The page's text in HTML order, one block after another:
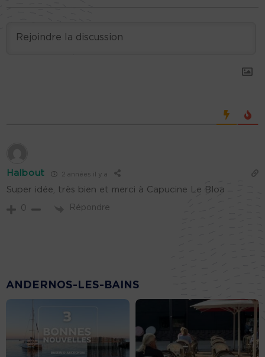
Halbout 2 années il y a
Super idée, très bien et merci à Capucine Le Bloa
0 Répondre
ANDERNOS-LES-BAINS